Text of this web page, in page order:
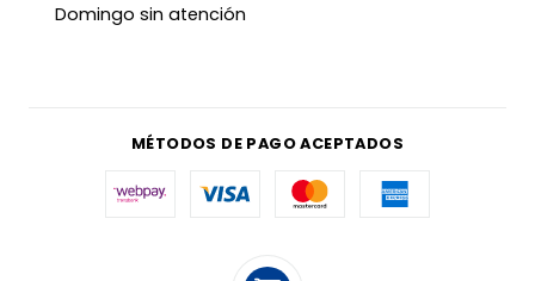
Domingo sin atención
MÉTODOS DE PAGO ACEPTADOS